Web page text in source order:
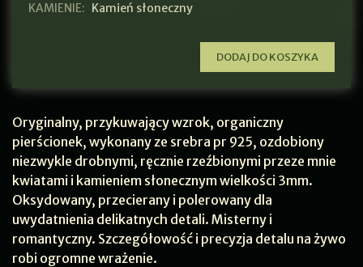
KAMIENIE: Kamień słoneczny
DODAJ DO KOSZYKA
Oryginalny, przykuwający wzrok, organiczny
pierścionek, wykonany ze srebra pr 925, ozdobiony
niezwykle drobnymi, ręcznie rzeźbionymi przeze mnie
kwiatami i kamieniem słonecznym wielkości 3mm.
Oksydowany, przecierany i polerowany dla
uwydatnienia delikatnych detali. Misterny i
romantyczny. Szczegółowość i precyzja detalu na żywo
robi ogromne wrażenie.